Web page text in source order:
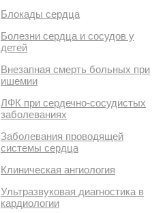
Блокады сердца
Болезни сердца и сосудов у
детей
Внезапная смерть больных при
ишемии
ЛФК при сердечно-сосудистых
заболеваниях
Заболевания проводящей
системы сердца
Клиническая ангиология
Ультразвуковая диагностика в
кардиологии